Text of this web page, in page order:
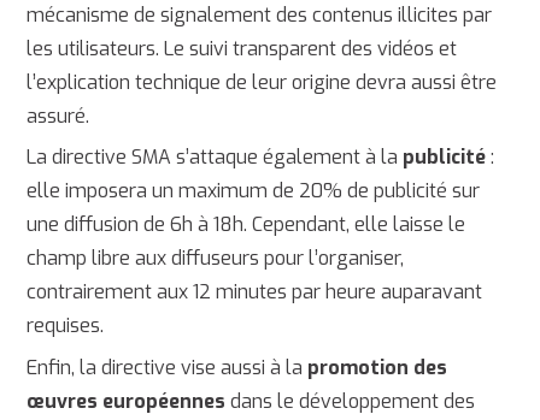
mécanisme de signalement des contenus illicites par
les utilisateurs. Le suivi transparent des vidéos et
l’explication technique de leur origine devra aussi être
assuré.
La directive SMA s’attaque également à la publicité:
elle imposera un maximum de 20% de publicité sur
une diffusion de 6h à 18h. Cependant, elle laisse le
champ libre aux diffuseurs pour l’organiser,
contrairement aux 12 minutes par heure auparavant
requises.
Enfin, la directive vise aussi à la promotion des
œuvres européennes dans le développement des